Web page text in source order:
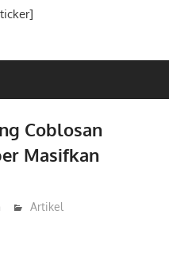
Coblosan
Masifkan
Artikel